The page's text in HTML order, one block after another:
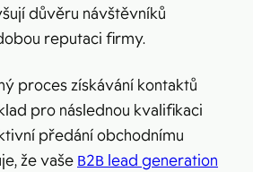
důvěru návštěvníků
reputaci firmy.
proces získávání kontaktů
pro následnou kvalifikaci
předání obchodnímu
že vaše B2B lead generation